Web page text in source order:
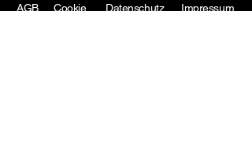
AGB
Cookie
Datenschutz Impressum